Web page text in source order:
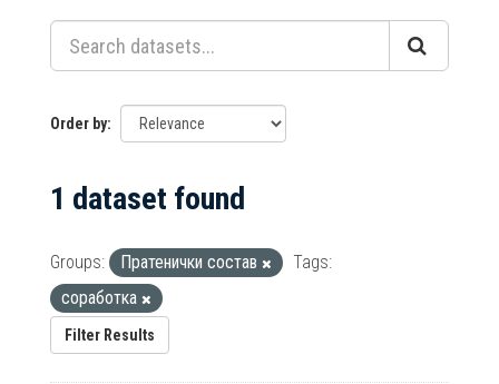
Order by
1 dataset found
Groups: Пратенички состав
Tags:
соработка
Filter Results